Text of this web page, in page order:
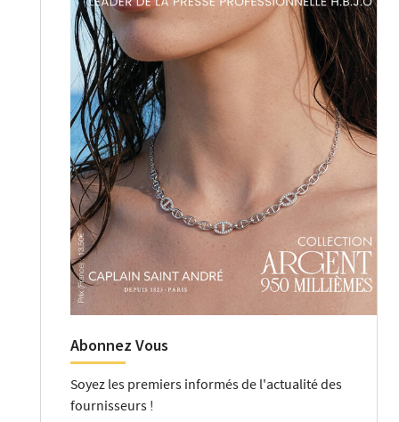
Abonnez Vous
Soyez les premiers informés de l'actualité des
fournisseurs !